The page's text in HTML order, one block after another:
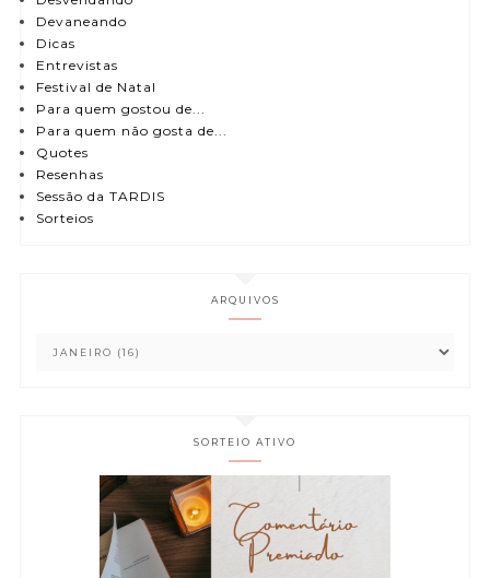
Devaneando
Dicas
Entrevistas
Festival de Natal
Para quem gostou de...
Para quem não gosta de...
Quotes
Resenhas
Sessão da TARDIS
Sorteios
ARQUIVOS
SORTEIO ATIVO